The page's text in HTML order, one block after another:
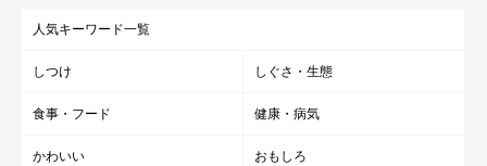
人気キーワード一覧
しつけ しぐさ・生態
食事・フード 健康・病気
かわいい おもしろ